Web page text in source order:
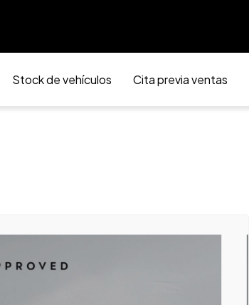
Stock de vehículos Cita previa ventas